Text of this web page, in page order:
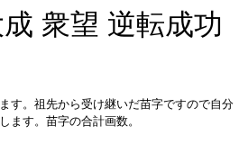
衆望 逆転成功
す。祖先から受け継いだ苗字ですので自分
ます。苗字の合計画数。